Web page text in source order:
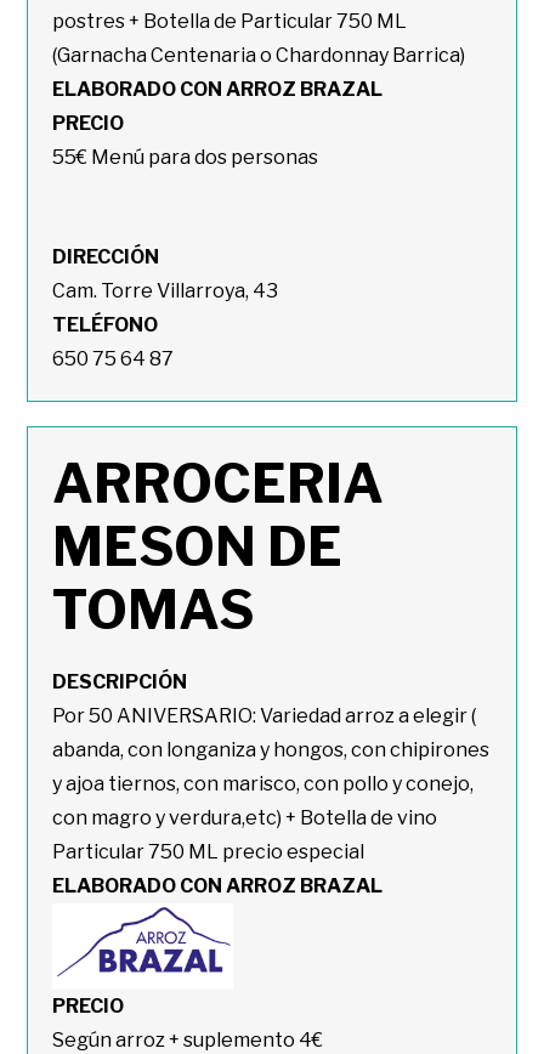
postres + Botella de Particular 750 ML
(Garnacha Centenaria o Chardonnay Barrica)
ELABORADO CON ARROZ BRAZAL
PRECIO
55€ Menú para dos personas
DIRECCIÓN
Cam. Torre Villarroya, 43
TELÉFONO
650 75 64 87
ARROCERIA
MESON DE
TOMAS
DESCRIPCIÓN
Por 50 ANIVERSARIO: Variedad arroz a elegir (
abanda, con longaniza y hongos, con chipirones
y ajoa tiernos, con marisco, con pollo y conejo,
con magro y verdura,etc) + Botella de vino
Particular 750 ML precio especial
ELABORADO CON ARROZ BRAZAL
PRECIO
Según arroz + suplemento 4€